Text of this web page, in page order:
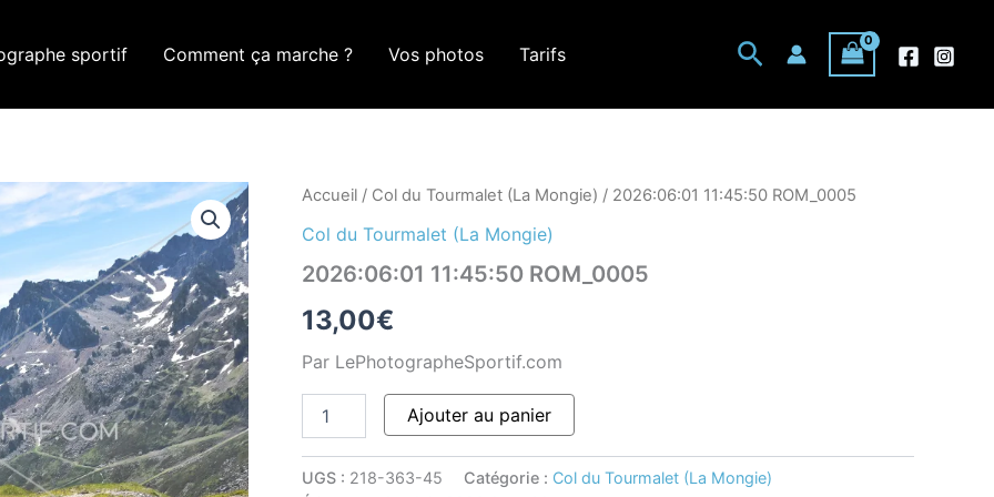
sportif Comment ça marche ? Vos photos Tarifs Rechercher
Accueil / Col du Tourmalet (La Mongie) / 2026:06:01 11:45:50 ROM_0005
Col du Tourmalet (La Mongie)
2026:06:01 11:45:50 ROM_0005
13,00€
Par LePhotographeSportif.com
quantité
2026:06:01
ROM_0005
Ajouter au panier
UGS : 218-363-45 Catégorie : Col du Tourmalet (La Mongie)